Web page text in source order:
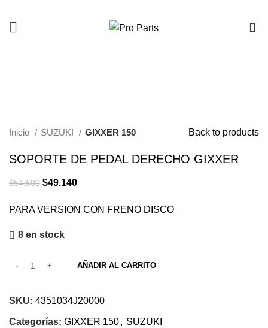
Inicio SUZUKI GIXXER 150 Back to products
SOPORTE DE PEDAL DERECHO GIXXER
$54.600 $49.140
PARA VERSION CON FRENO DISCO
8 en stock
AÑADIR AL CARRITO
SKU: 4351034J20000
Categorías: GIXXER 150, SUZUKI